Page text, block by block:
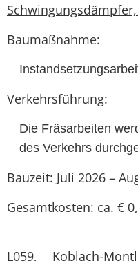
Baumaßnahme:
Verkehrsführung:
Die Fräsarbeiten
des Verkehrs
Bauzeit: Juli 2026 –
Gesamtkosten: ca. €
L059, Koblach-